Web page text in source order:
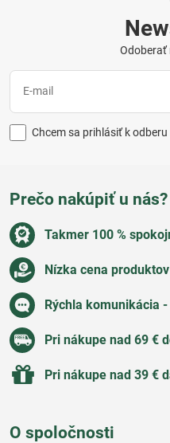
Odoberať
Chcem sa prihlásiť k
Prečo nakúpiť u nás?
Takmer 100 %
Nízka cena
Rýchla komunikácia
Pri nákupe nad 69 €
Pri nákupe nad 39 €
O spoločnosti